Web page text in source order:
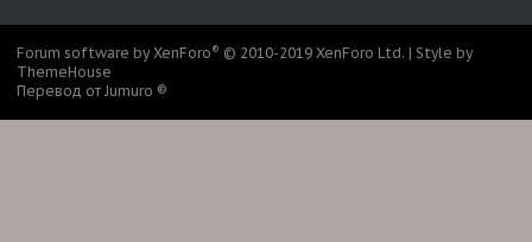
Forum software by XenForo® © 2010-2019 XenForo Ltd. | Style by
ThemeHouse
Перевод от Jumuro ®